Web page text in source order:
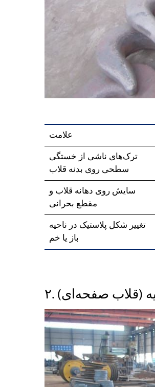
علامت
ترک‌های ناشی از خستگی
سطحی روی بدنه قلاب
سایش روی دهانه قلاب و
مقطع بحرانی
تغییر شکل پلاستیک در ناحیه
باز یا خم
(قلاب صفحه‌ای)